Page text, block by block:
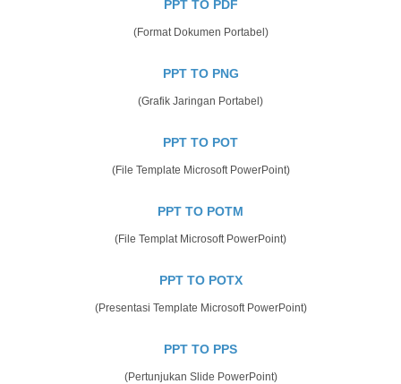
PPT TO PDF
(Format Dokumen Portabel)
PPT TO PNG
(Grafik Jaringan Portabel)
PPT TO POT
(File Template Microsoft PowerPoint)
PPT TO POTM
(File Templat Microsoft PowerPoint)
PPT TO POTX
(Presentasi Template Microsoft PowerPoint)
PPT TO PPS
(Pertunjukan Slide PowerPoint)